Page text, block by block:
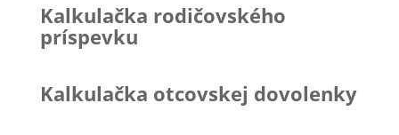
Kalkulačka rodičovského
príspevku
Kalkulačka otcovskej dovolenky